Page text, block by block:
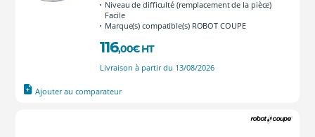
Niveau de difficulté (remplacement de la pièce)
Facile
Marque(s) compatible(s) ROBOT COUPE
116,00€ HT
Livraison à partir du 13/08/2026
Ajouter au comparateur